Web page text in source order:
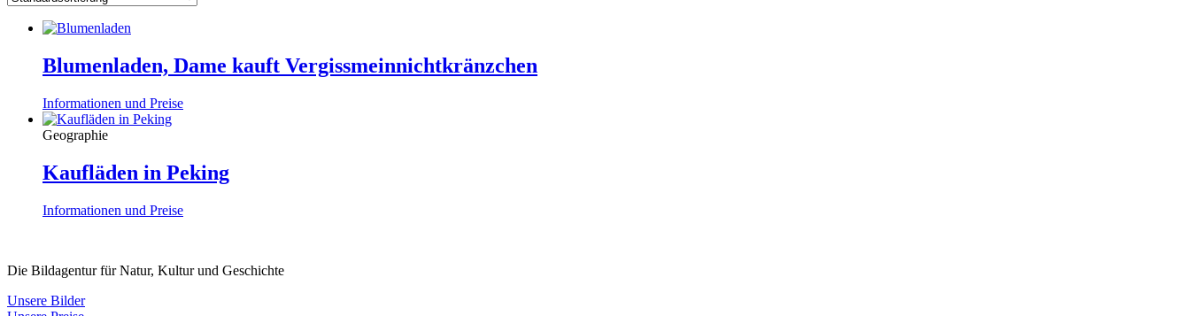
Blumenladen, Dame kauft Vergissmeinnichtkränzchen
Informationen und Preise
Geographie
Kaufläden in Peking
Informationen und Preise
Die Bildagentur für Natur, Kultur und Geschichte
Unsere Bilder